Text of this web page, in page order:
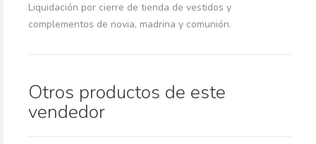
Liquidación por cierre de tienda de vestidos y
complementos de novia, madrina y comunión.
Otros productos de este
vendedor